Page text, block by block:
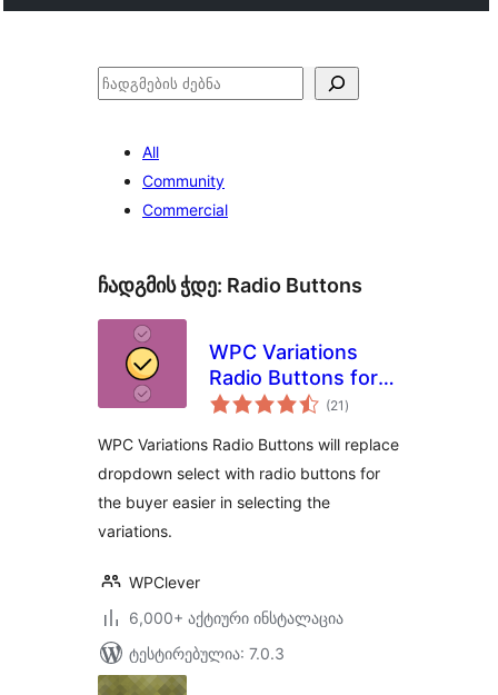
ძებნა
All
Community
Commercial
ჩადგმის ჭდე: Radio Buttons
WPC Variations
Radio Buttons for
WooCommerce
(21 საერთო
რეიტინგი
)
WPC Variations Radio Buttons will replace
dropdown select with radio buttons for
the buyer easier in selecting the
variations.
WPClever
6,000+ აქტიური ინსტალაცია
ტესტირებულია: 7.0.3